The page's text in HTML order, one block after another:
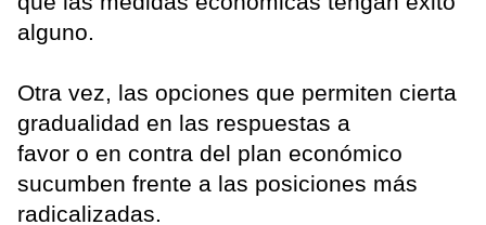
alguno.
Otra vez, las opciones que permiten cierta
gradualidad en las respuestas a
favor o en contra del plan económico
sucumben frente a las posiciones más
radicalizadas.